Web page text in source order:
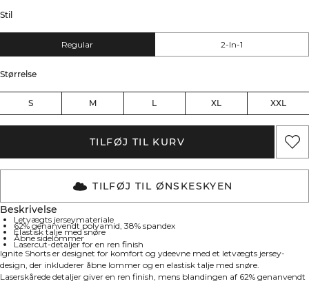
Stil
Regular 2-In-1
Størrelse
S M L XL XXL
TILFØJ TIL KURV
TILFØJ TIL ØNSKESKYEN
Beskrivelse
Letvægts jerseymateriale
62% genanvendt polyamid, 38% spandex
Elastisk talje med snøre
Åbne sidelommer
Lasercut-detaljer for en ren finish
Ignite Shorts er designet for komfort og ydeevne med et letvægts jersey-
design, der inkluderer åbne lommer og en elastisk talje med snøre.
Laserskårede detaljer giver en ren finish, mens blandingen af 62% genanvendt